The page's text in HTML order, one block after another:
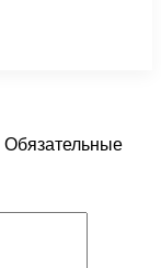
Обязательные